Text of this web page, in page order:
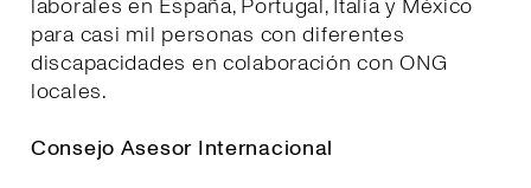
laborales en España, Portugal, Italia y México
para casi mil personas con diferentes
discapacidades en colaboración con ONG
locales.
Consejo Asesor Internacional